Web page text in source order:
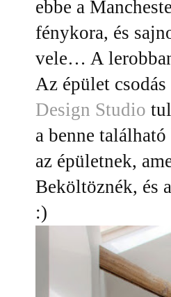
ebbe a
fénykora, és
vele… A
Az épület
Design Studio
a benne
az épületnek,
Beköltöznék, és
:)